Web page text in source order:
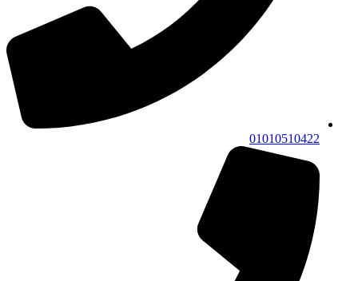
01010510422